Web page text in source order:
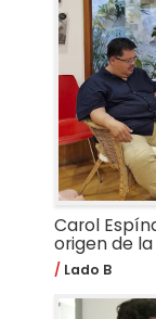
Carol
origen de
Lado B